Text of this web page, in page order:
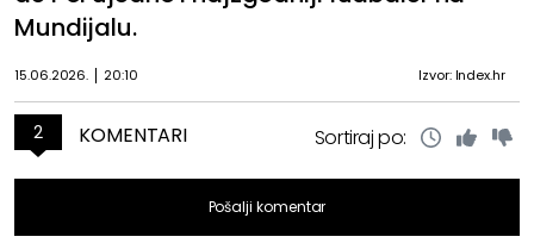
Mundijalu.
15.06.2026. 20:10 Izvor: Index.hr
2 KOMENTARI Sortiraj po:
Pošalji komentar